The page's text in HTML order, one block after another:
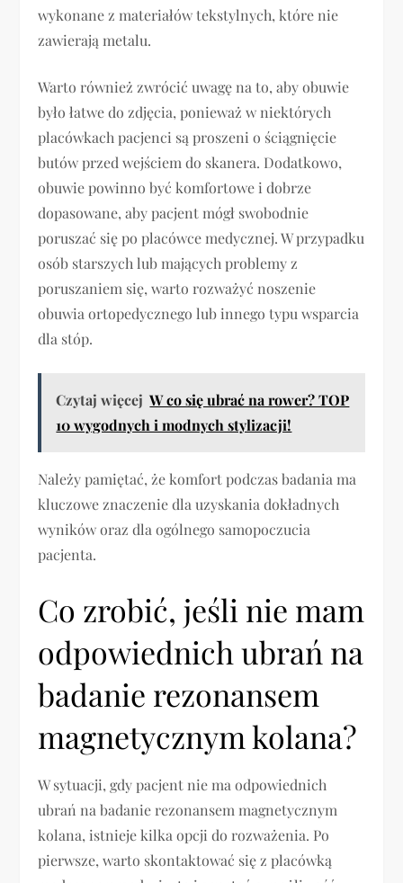
wykonane z materiałów tekstylnych, które nie
zawierają metalu.
Warto również zwrócić uwagę na to, aby obuwie
było łatwe do zdjęcia, ponieważ w niektórych
placówkach pacjenci są proszeni o ściągnięcie
butów przed wejściem do skanera. Dodatkowo,
obuwie powinno być komfortowe i dobrze
dopasowane, aby pacjent mógł swobodnie
poruszać się po placówce medycznej. W przypadku
osób starszych lub mających problemy z
poruszaniem się, warto rozważyć noszenie
obuwia ortopedycznego lub innego typu wsparcia
dla stóp.
Czytaj więcej W co się ubrać na rower? TOP
10 wygodnych i modnych stylizacji!
Należy pamiętać, że komfort podczas badania ma
kluczowe znaczenie dla uzyskania dokładnych
wyników oraz dla ogólnego samopoczucia
pacjenta.
Co zrobić, jeśli nie mam
odpowiednich ubrań na
badanie rezonansem
magnetycznym kolana?
W sytuacji, gdy pacjent nie ma odpowiednich
ubrań na badanie rezonansem magnetycznym
kolana, istnieje kilka opcji do rozważenia. Po
pierwsze, warto skontaktować się z placówką